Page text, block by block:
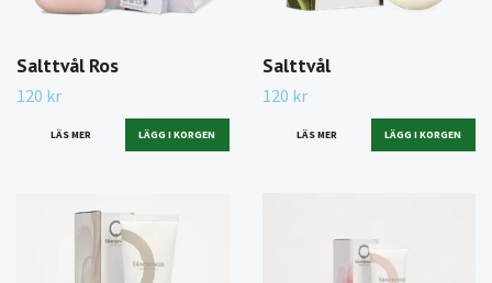
Salttvål Ros
120 kr
LÄS MER
Salttvål
120 kr
LÄS MER